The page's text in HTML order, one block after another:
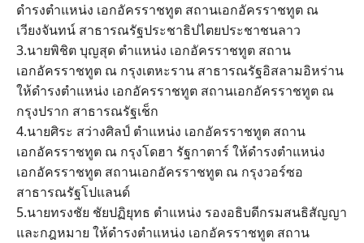
ดำรงตำแหน่ง เอกอัครราชทูต สถานเอกอัครราชทูต ณ
เวียงจันทน์ สาธารณรัฐประชาธิปไตยประชาชนลาว
3.นายพิชิต บุญสุด ตำแหน่ง เอกอัครราชทูต สถาน
เอกอัครราชทูต ณ กรุงเตหะราน สาธารณรัฐอิสลามอิหร่าน
ให้ดำรงตำแหน่ง เอกอัครราชทูต สถานเอกอัครราชทูต ณ
กรุงปราก สาธารณรัฐเช็ก
4.นายศิระ สว่างศิลป์ ตำแหน่ง เอกอัครราชทูต สถาน
เอกอัครราชทูต ณ กรุงโดฮา รัฐกาตาร์ ให้ดำรงตำแหน่ง
เอกอัครราชทูต สถานเอกอัครราชทูต ณ กรุงวอร์ซอ
สาธารณรัฐโปแลนด์
5.นายทรงชัย ชัยปฏิยุทธ ตำแหน่ง รองอธิบดีกรมสนธิสัญญา
และกฎหมาย ให้ดำรงตำแหน่ง เอกอัครราชทูต สถาน